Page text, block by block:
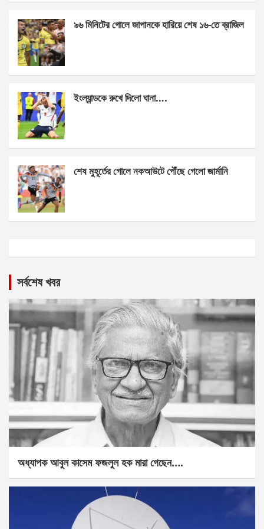
k
p
৯৬ মিনিটের গোলে জাপানকে হারিয়ে শেষ ১৬-তে ব্রাজিল
ইংল্যান্ডকে রুখে দিলো ঘানা….
শেষ মুহূর্তের গোলে নকআউটে পৌঁছে গেলো জার্মানি
সর্বশেষ খবর
অধ্যাপক আবুল কাসেম ফজলুল হক মারা গেছেন….